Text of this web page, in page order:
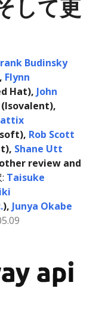
して更
Budinsky
Flynn
Hat), John
(Isovalent),
Rob Scott
Shane Utt
review and
Taisuke
), Junya Okabe